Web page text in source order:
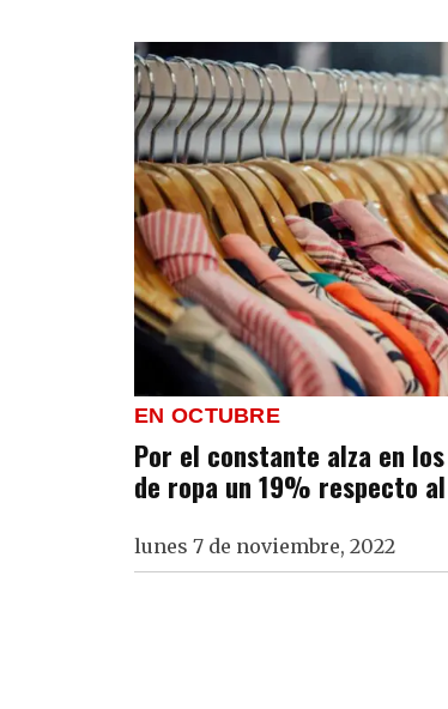
EN OCTUBRE
Por el constante alza en
de ropa un 19% respecto
lunes 7 de noviembre, 2022